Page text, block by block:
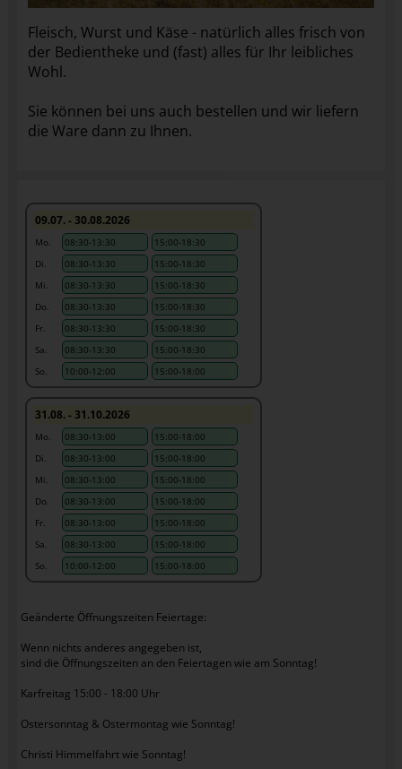
Fleisch, Wurst und Käse - natürlich alles frisch von
der Bedientheke und (fast) alles für Ihr leibliches
Wohl.
Sie können bei uns auch bestellen und wir liefern
die Ware dann zu Ihnen.
09.07. - 30.08.2026
Mo. 08:30-13:30
15:00-18:30
Di.
08:30-13:30
15:00-18:30
Mi.
08:30-13:30
15:00-18:30
Do.
08:30-13:30
15:00-18:30
Fr.
08:30-13:30
15:00-18:30
Sa.
08:30-13:30
15:00-18:30
So.
10:00-12:00 15:00-18:00
31.08. - 31.10.2026
Mo. 08:30-13:00
15:00-18:00
Di.
08:30-13:00
15:00-18:00
Mi.
08:30-13:00
15:00-18:00
Do.
08:30-13:00
15:00-18:00
Fr.
08:30-13:00
15:00-18:00
Sa.
08:30-13:00
15:00-18:00
So.
10:00-12:00 15:00-18:00
Geänderte Öffnungszeiten Feiertage:
Wenn nichts anderes angegeben ist,
sind die Öffnungszeiten an den Feiertagen wie am Sonntag!
Karfreitag 15:00 - 18:00 Uhr
Ostersonntag & Ostermontag wie Sonntag!
Christi Himmelfahrt wie Sonntag!